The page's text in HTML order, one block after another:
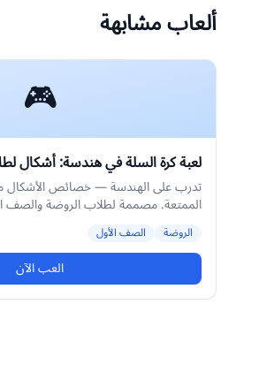
ألعاب مشابهة
🎮
لعبة كرة السلة في هندسة: أشكال
تدرب على الهندسة — خصائص الأشكال
الممتعة. مصممة لطلاب الروضة
الروضة الصف الأول
العب الآن